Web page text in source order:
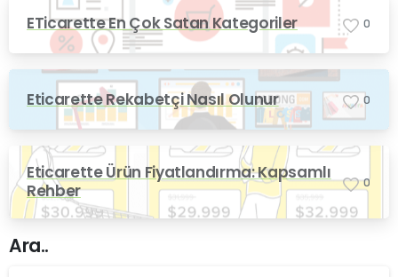
ETicarette En Çok Satan Kategoriler 0
Eticarette Rekabetçi Nasıl Olunur 0
Eticarette Ürün Fiyatlandırma: Kapsamlı
Rehber
0
Ara..